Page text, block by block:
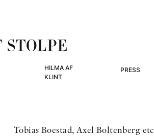
HILMA AF
KLINT
PRESS
Tobias Boestad, Axel Boltenberg etc